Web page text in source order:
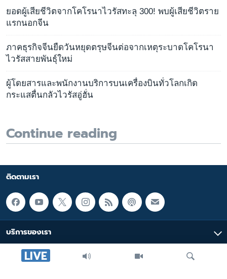
LIVE
ยอดผู้เสียชีวิตจากโคโรนาไวรัสทะลุ 300! พบผู้เสียชีวิตราย
แรกนอกจีน
ภาคธุรกิจจีนยืดวันหยุดตรุษจีนต่อจากเหตุระบาดโคโรนา
ไวรัสสายพันธุ์ใหม่
ผู้โดยสารและพนักงานบริการบนเครื่องบินทั่วโลกเกิด
กระแสตื่นกลัวไวรัสอู่ฮั่น
Continue reading
ติดตามเรา
บริการของเรา
มัลติมีเดีย